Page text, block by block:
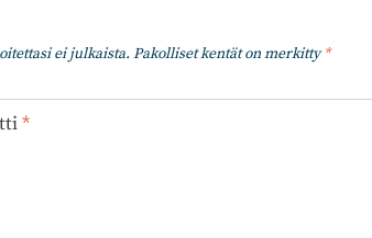
ei julkaista. Pakolliset kentät on merkitty*
*